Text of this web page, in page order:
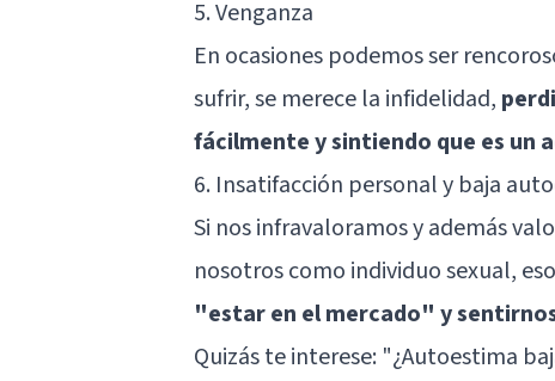
5. Venganza
En ocasiones podemos ser
sufrir, se merece la infidelidad,
fácilmente y sintiendo que es un
6. Insatifacción personal y baja
Si nos infravaloramos y además
nosotros como individuo sexual, eso
"estar en el mercado" y
Quizás te interese: "¿Autoestima